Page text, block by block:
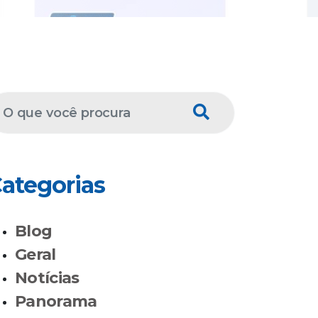
Blog
Geral
Notícias
Panorama